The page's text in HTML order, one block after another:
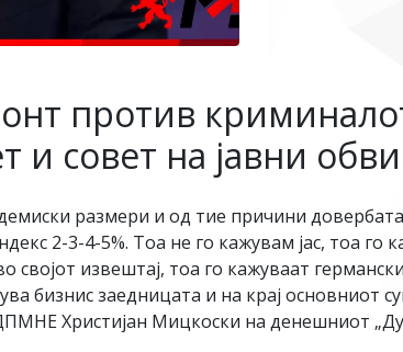
против
и совет на јавни
размери и од тие причини
2-3-4-5%. Тоа не го кажувам јас, тоа го
својот извештај, тоа го кажуваат
бизнис заедницата и на крај основниот
Христијан Мицкоски на денешниот